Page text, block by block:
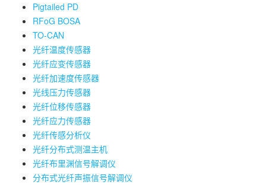
Pigtailed PD
RFoG BOSA
TO-CAN
光纤温度传感器
光纤应变传感器
光纤加速度传感器
光线压力传感器
光纤位移传感器
光纤应力传感器
光纤传感分析仪
光纤分布式测温主机
光纤布里渊信号解调仪
分布式光纤声振信号解调仪